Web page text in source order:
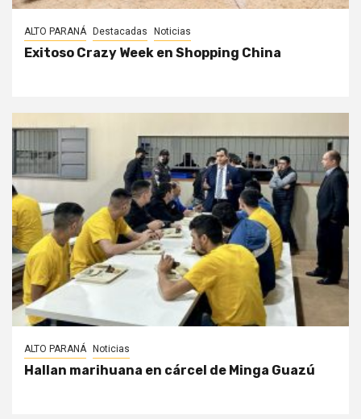
ALTO PARANÁ Destacadas Noticias
Exitoso Crazy Week en Shopping China
ALTO PARANÁ Noticias
Hallan marihuana en cárcel de Minga Guazú